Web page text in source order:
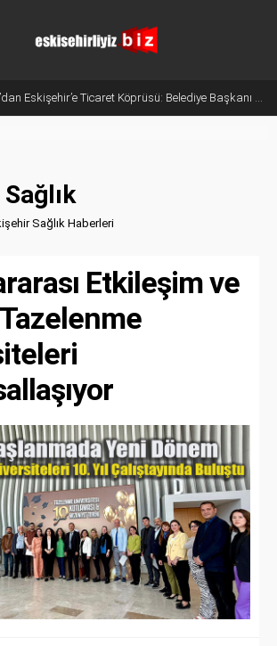
Eskişehir’in Gururu Elif Ertek Millî Takım Kampına Davet Edildi!
Sağlık Haberleri
Etkileşim ve